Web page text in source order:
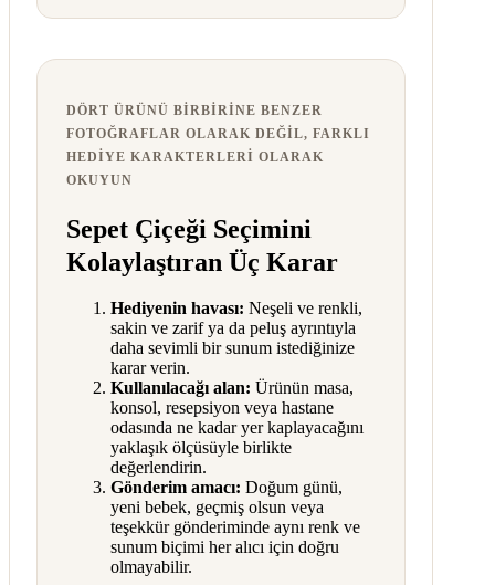
DÖRT ÜRÜNÜ BIRBIRINE BENZER
FOTOĞRAFLAR OLARAK DEĞIL, FARKLI
HEDIYE KARAKTERLERI OLARAK
OKUYUN
Sepet Çiçeği Seçimini
Kolaylaştıran Üç Karar
Hediyenin havası: Neşeli ve renkli,
sakin ve zarif ya da peluş ayrıntıyla
daha sevimli bir sunum istediğinize
karar verin.
Kullanılacağı alan: Ürünün masa,
konsol, resepsiyon veya hastane
odasında ne kadar yer kaplayacağını
yaklaşık ölçüsüyle birlikte
değerlendirin.
Gönderim amacı: Doğum günü,
yeni bebek, geçmiş olsun veya
teşekkür gönderiminde aynı renk ve
sunum biçimi her alıcı için doğru
olmayabilir.